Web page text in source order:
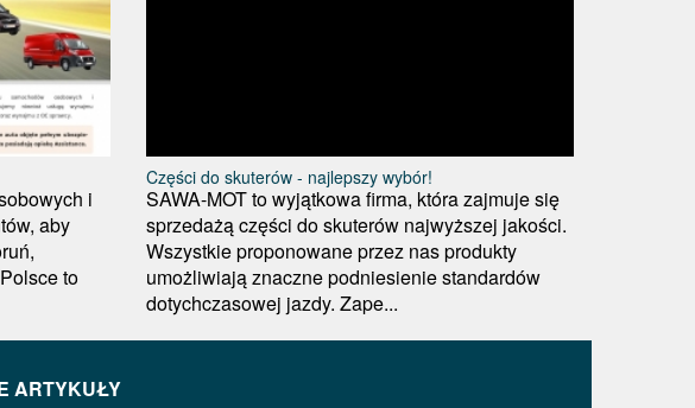
i
aby
to
Części do skuterów - najlepszy wybór!
SAWA-MOT to wyjątkowa firma, która zajmuje się
sprzedażą części do skuterów najwyższej jakości.
Wszystkie proponowane przez nas produkty
umożliwiają znaczne podniesienie standardów
dotychczasowej jazdy. Zape...
ARTYKUŁY